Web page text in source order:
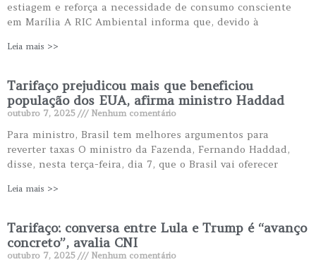
estiagem e reforça a necessidade de consumo consciente
em Marília A RIC Ambiental informa que, devido à
Leia mais >>
Tarifaço prejudicou mais que beneficiou
população dos EUA, afirma ministro Haddad
outubro 7, 2025 Nenhum comentário
Para ministro, Brasil tem melhores argumentos para
reverter taxas O ministro da Fazenda, Fernando Haddad,
disse, nesta terça-feira, dia 7, que o Brasil vai oferecer
Leia mais >>
Tarifaço: conversa entre Lula e Trump é “avanço
concreto”, avalia CNI
outubro 7, 2025 Nenhum comentário